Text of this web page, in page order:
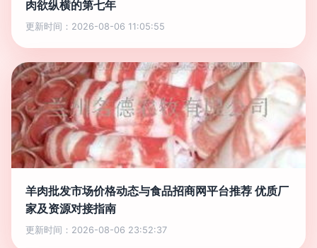
肉欲纵横的第七年
更新时间：2026-08-06 11:05:55
羊肉批发市场价格动态与食品招商网平台推荐 优质厂
家及资源对接指南
更新时间：2026-08-06 23:52:37